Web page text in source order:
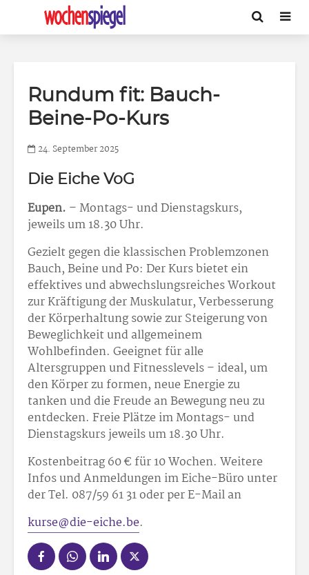
Rundum fit: Bauch-
Beine-Po-Kurs
24. September 2025
Die Eiche VoG
Eupen. – Montags- und Dienstagskurs,
jeweils um 18.30 Uhr.
Gezielt gegen die klassischen Problemzonen
Bauch, Beine und Po: Der Kurs bietet ein
effektives und abwechslungsreiches Workout
zur Kräftigung der Muskulatur, Verbesserung
der Körperhaltung sowie zur Steigerung von
Beweglichkeit und allgemeinem
Wohlbefinden. Geeignet für alle
Altersgruppen und Fitnesslevels – ideal, um
den Körper zu formen, neue Energie zu
tanken und die Freude an Bewegung neu zu
entdecken. Freie Plätze im Montags- und
Dienstagskurs jeweils um 18.30 Uhr.
Kostenbeitrag 60 € für 10 Wochen. Weitere
Infos und Anmeldungen im Eiche-Büro unter
der Tel. 087/59 61 31 oder per E-Mail an
kurse@die-eiche.be.